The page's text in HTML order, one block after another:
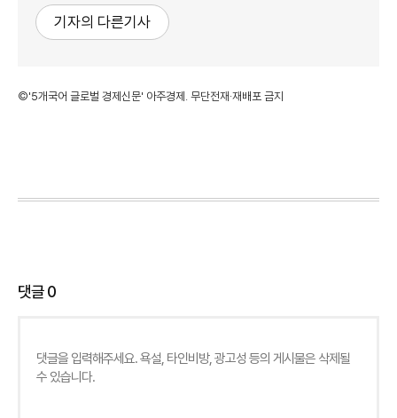
기자의 다른기사
©'5개국어 글로벌 경제신문' 아주경제. 무단전재·재배포 금지
댓글0